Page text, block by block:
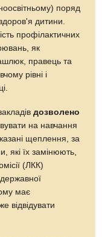
поряд
дитини.
профілактичних
як
правець та
рівні і
дозволено
на навчання
щеплення, за
які їх замінюють,
(ЛКК)
має
відвідувати